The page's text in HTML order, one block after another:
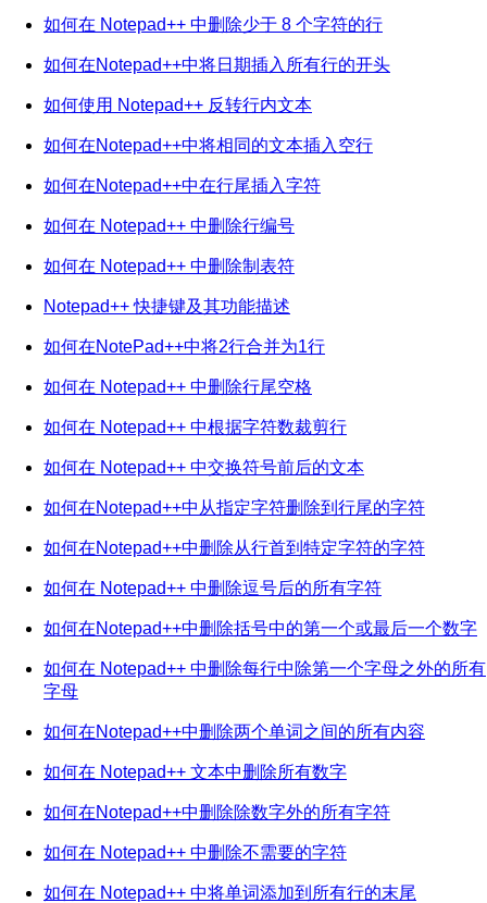
如何在 Notepad++ 中删除少于 8 个字符的行
如何在Notepad++中将日期插入所有行的开头
如何使用 Notepad++ 反转行内文本
如何在Notepad++中将相同的文本插入空行
如何在Notepad++中在行尾插入字符
如何在 Notepad++ 中删除行编号
如何在 Notepad++ 中删除制表符
Notepad++ 快捷键及其功能描述
如何在NotePad++中将2行合并为1行
如何在 Notepad++ 中删除行尾空格
如何在 Notepad++ 中根据字符数裁剪行
如何在 Notepad++ 中交换符号前后的文本
如何在Notepad++中从指定字符删除到行尾的字符
如何在Notepad++中删除从行首到特定字符的字符
如何在 Notepad++ 中删除逗号后的所有字符
如何在Notepad++中删除括号中的第一个或最后一个数字
如何在 Notepad++ 中删除每行中除第一个字母之外的所有
字母
如何在Notepad++中删除两个单词之间的所有内容
如何在 Notepad++ 文本中删除所有数字
如何在Notepad++中删除除数字外的所有字符
如何在 Notepad++ 中删除不需要的字符
如何在 Notepad++ 中将单词添加到所有行的末尾